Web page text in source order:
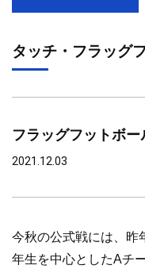
タッチ・フラッグ
フラッグフットボ
2021.12.03
今秋の公式戦には、昨
年生を中心としたAチ